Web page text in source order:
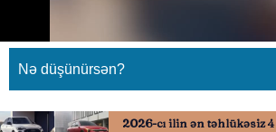
Nə düşünürsən?